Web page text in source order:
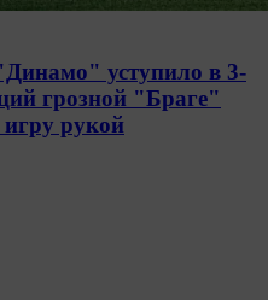
уступило в 3-
грозной "Браге"
игру рукой